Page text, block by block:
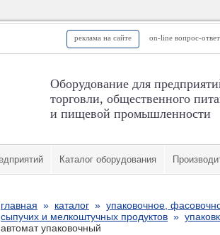
реклама на сайте on-line вопрос-ответ
Оборудование для
торговли, общественного
и пищевой промышленности
Каталог оборудования
главная » каталог » упаковочное,
сыпучих и мелкоштучных продуктов »
автомат упаковочный